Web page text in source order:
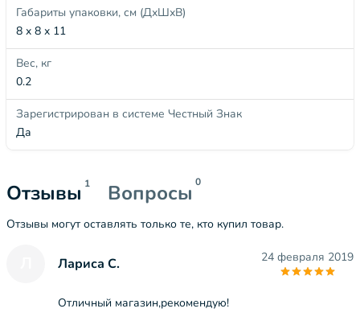
Габариты упаковки, см (ДхШхВ)
8 x 8 x 11
Вес, кг
0.2
Зарегистрирован в системе Честный Знак
Да
Отзывы 1 Вопросы 0
Отзывы могут оставлять только те, кто купил товар.
Лариса С. 24 февраля 2019
Отличный магазин,рекомендую!